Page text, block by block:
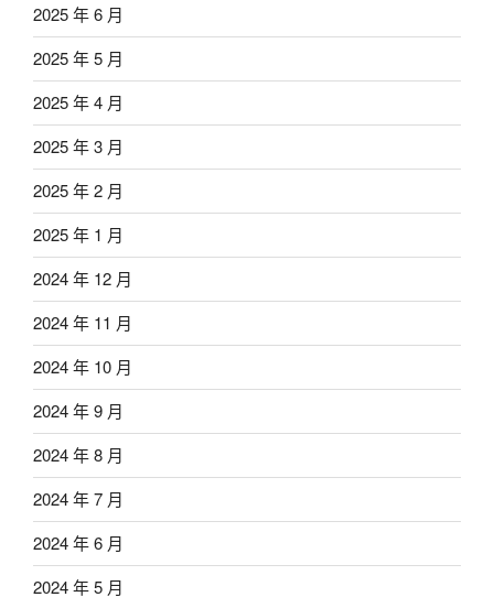
2025 年 6 月
2025 年 5 月
2025 年 4 月
2025 年 3 月
2025 年 2 月
2025 年 1 月
2024 年 12 月
2024 年 11 月
2024 年 10 月
2024 年 9 月
2024 年 8 月
2024 年 7 月
2024 年 6 月
2024 年 5 月